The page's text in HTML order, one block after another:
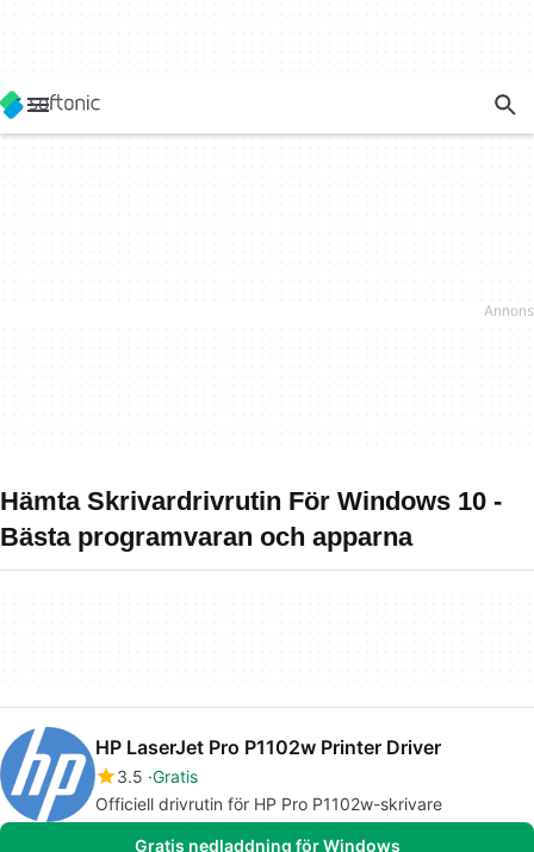
Hämta Skrivardrivrutin För Windows 10 -
Bästa programvaran och apparna
HP LaserJet Pro P1102w Printer Driver
3.5 Gratis
Officiell drivrutin för HP Pro P1102w-skrivare
Gratis nedladdning för Windows